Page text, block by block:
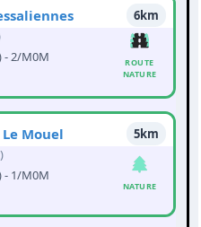
6km
- 2/M0M
ROUTE
NATURE
Mouel
5km
- 1/M0M
NATURE